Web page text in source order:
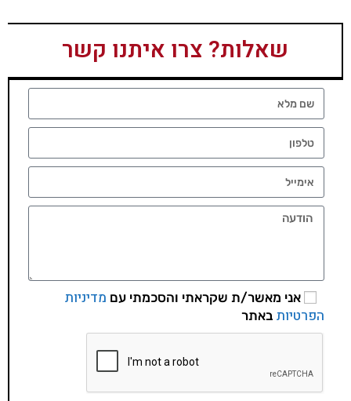
שאלות? צרו איתנו קשר
אני מאשר/ת שקראתי והסכמתי עם מדיניות
הפרטיות באתר